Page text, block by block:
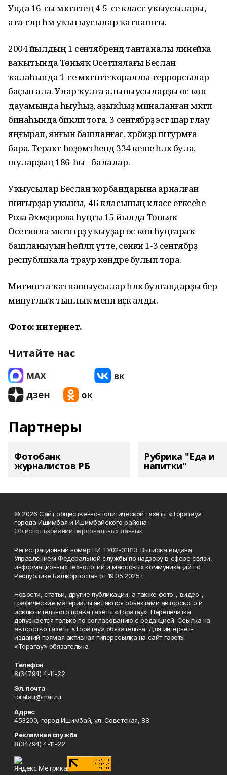
Унда 16-сы мәктәптең 4-5-се класс уҡыусылары,
ата-әсәләр һәм уҡытыусылар ҡатнашты.
2004 йылдың 1 сентябрендә тантаналы линейка
ваҡытында Төньяҡ Осетиялағы Беслан
ҡалаһында 1-се мәктәпте ҡораллы террорсылар
баҫып ала. Улар ҡулға алыныусыларҙы өс көн
дауамында һыуһыҙ, аҙыҡһыҙ миналанған мәктәп
бинаһында бикләп тота. 3 сентябрҙә эстә шартлау
яңғырап, янғын башланғас, хәрбиҙәр штурмға
бара. Теракт һөҙөмтәһендә 334 кеше һәләк була,
шуларҙың 186-һы - балалар.
Уҡыусылар Беслан ҡорбандарына арналған
шиғырҙар уҡыны, ә 4Б класының класс етәксеһе
Роза Әхмәҙиәрова һуңғы 15 йылда Төньяҡ
Осетияла мәктәптәрҙә уҡыуҙар өс көн һуңғараҡ
башланыуын һөйләп үтте, сөнки 1-3 сентябрҙә
республикала траур көндәре булып тора.
Митингта ҡатнашыусылар һәләк булғандарҙы бер
минутлыҡ тынлыҡ менән иҫкә алды.
Фото: интернет.
Читайте нас
Партнеры
Фотобанк
журналистов РБ
Рубрика "Еда и
напитки"
© 2026 Сайт общественно-политической газеты «Торатау»
города Ишимбая и Ишимбайского района
Об использовании персональных данных
Регистрационный номер ПИ ТУ02-01813. Выписка выдана
Управлением Федеральной службы по надзору в сфере связи,
информационных технологий и массовых коммуникаций по
Республике Башкортостан от 19.05.2025 г.
Новости, статьи, другие публикации, а также фото-, видео-,
графические материалы являются объектами авторского и
исключительного права газеты «Торатау». Перепечатка
допускается только по согласованию с редакцией. Ссылка на
авторство газеты «Торатау» обязательна. Для интернет-
изданий прямая активная гиперссылка на сайт газеты
«Торатау» обязательна.
Телефон
8(34794) 4-11-22
Эл. почта
toratau@mail.ru
Адрес
453200, город Ишимбай, ул. Советская, 88
Рекламная служба
8(34794) 4-11-22